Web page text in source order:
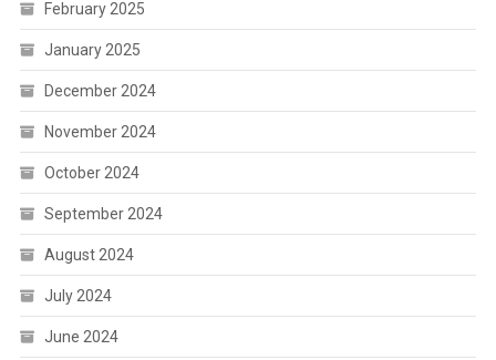
February 2025
January 2025
December 2024
November 2024
October 2024
September 2024
August 2024
July 2024
June 2024